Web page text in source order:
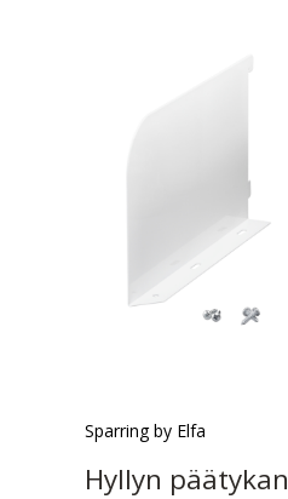
Sparring by Elfa
Hyllyn